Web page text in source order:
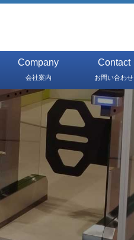
Company
会社案内
Contact
お問い合わせ